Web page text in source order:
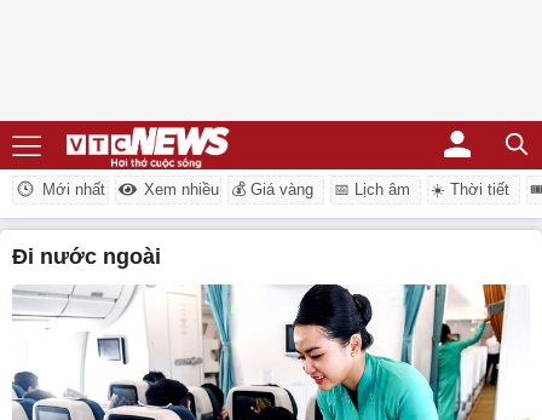
Mới nhất Xem nhiều 💰 Giá vàng 📅 Lịch âm ☀️ Thời tiết
đi nước ngoài